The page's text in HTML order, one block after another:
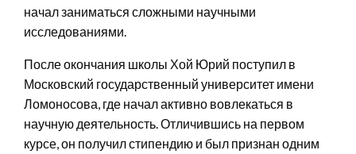
начал заниматься сложными научными
исследованиями.
После окончания школы Хой Юрий поступил в
Московский государственный университет имени
Ломоносова, где начал активно вовлекаться в
научную деятельность. Отличившись на первом
курсе, он получил стипендию и был признан одним